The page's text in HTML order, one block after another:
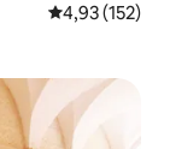
4,93 de uma
4,93 (152)